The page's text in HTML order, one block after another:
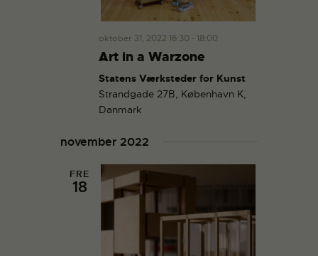
oktober 31, 2022 16:30 - 18:00
Art in a Warzone
Statens Værksteder for Kunst
Strandgade 27B, København K,
Danmark
november 2022
FRE
18